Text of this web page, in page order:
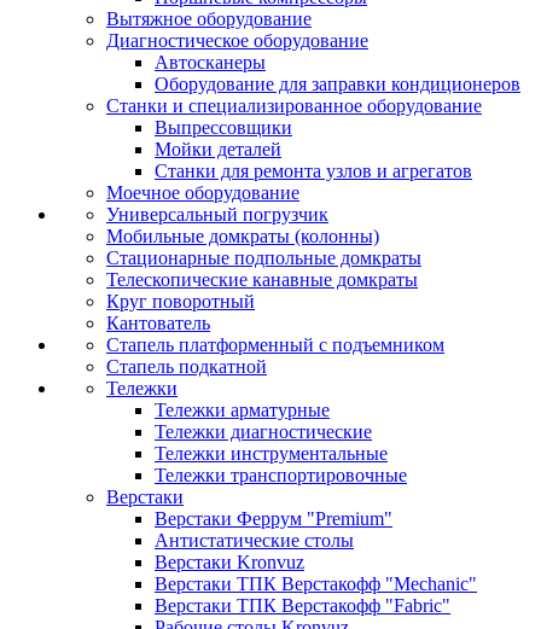
Вытяжное оборудование
Диагностическое оборудование
Автосканеры
Оборудование для заправки кондиционеров
Станки и специализированное оборудование
Выпрессовщики
Мойки деталей
Станки для ремонта узлов и агрегатов
Моечное оборудование
Универсальный погрузчик
Мобильные домкраты (колонны)
Стационарные подпольные домкраты
Телескопические канавные домкраты
Круг поворотный
Кантователь
Стапель платформенный с подъемником
Стапель подкатной
Тележки
Тележки арматурные
Тележки диагностические
Тележки инструментальные
Тележки транспортировочные
Верстаки
Верстаки Феррум "Premium"
Антистатические столы
Верстаки Kronvuz
Верстаки ТПК Верстакофф "Mechanic"
Верстаки ТПК Верстакофф "Fabric"